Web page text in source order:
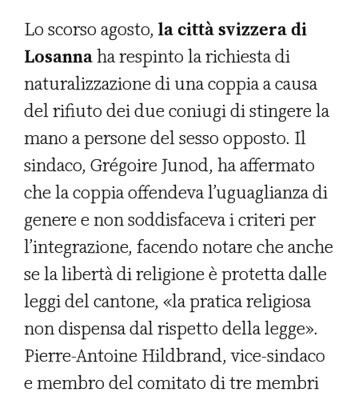
Lo scorso agosto, la città svizzera di
Losannaha respinto la richiesta di
naturalizzazione di una coppia a causa
del rifiuto dei due coniugi di stingere la
mano a persone del sesso opposto. Il
sindaco, Grégoire Junod, ha affermato
che la coppia offendeva l’uguaglianza di
genere e non soddisfaceva i criteri per
l’integrazione, facendo notare che anche
se la libertà di religione è protetta dalle
leggi del cantone, «la pratica religiosa
non dispensa dal rispetto della legge».
Pierre-Antoine Hildbrand, vice-sindaco
e membro del comitato di tre membri